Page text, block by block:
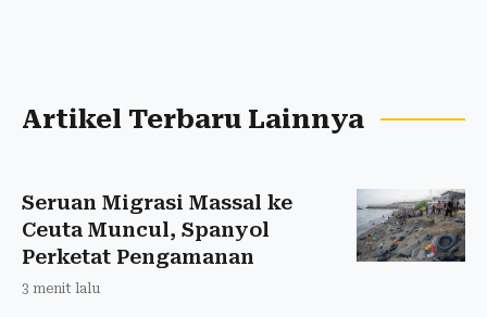
Artikel Terbaru Lainnya
Seruan Migrasi Massal ke
Ceuta Muncul, Spanyol
Perketat Pengamanan
3 menit lalu